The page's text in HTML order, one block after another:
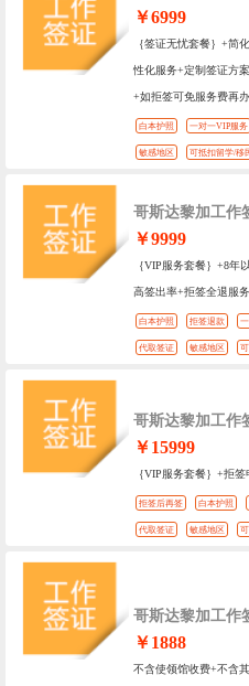
￥6999
｛签证无忧套餐｝+简
性化服务+定制签证方
+如拒签可免服务费再办
白本护照 一对一VIP服务
敏感地区 可抵扣留学/移
哥斯达黎加工作
￥9999
｛VIP服务套餐｝+8年
高签出率+拒签全退服务
白本护照 拒签退款
代取签证 敏感地区
哥斯达黎加工作
￥15999
｛VIP服务套餐｝+拒
拒签后再签 白本护照
代取签证 敏感地区
哥斯达黎加工作
￥1888
不含使领馆收费+不含